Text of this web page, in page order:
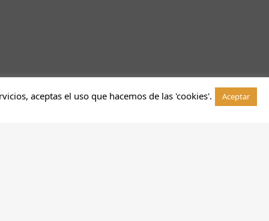
aceptas el uso que hacemos de las 'cookies'. Aceptar